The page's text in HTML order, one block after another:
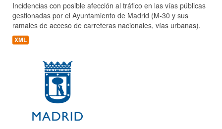
Incidencias con posible afección al tráfico en las vías públicas
gestionadas por el Ayuntamiento de Madrid (M-30 y sus
ramales de acceso de carreteras nacionales, vías urbanas).
XML